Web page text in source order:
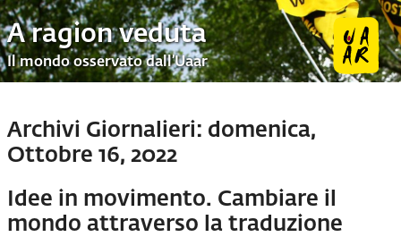
A ragion veduta
Il mondo osservato dall’Uaar
Archivi Giornalieri: domenica,
Ottobre 16, 2022
Idee in movimento. Cambiare il
mondo attraverso la traduzione